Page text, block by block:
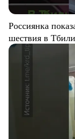
Россиянка
шествия в